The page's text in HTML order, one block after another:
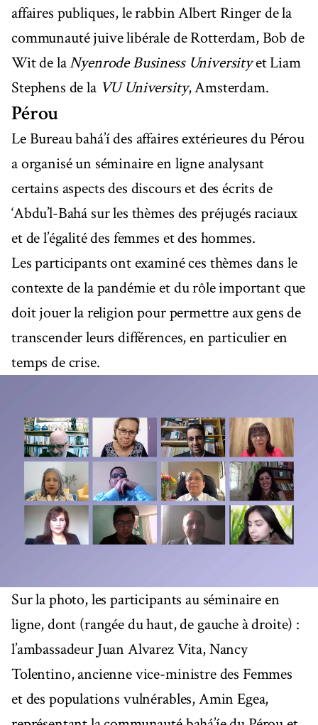
affaires publiques, le rabbin Albert Ringer de la
communauté juive libérale de Rotterdam, Bob de
Wit de laNyenrode Business Universityet Liam
Stephens de la VU University, Amsterdam.
Pérou
Le Bureau bahá’í des affaires extérieures du Pérou
a organisé un séminaire en ligne analysant
certains aspects des discours et des écrits de
‘Abdu’l-Bahá sur les thèmes des préjugés raciaux
et de l’égalité des femmes et des hommes.
Les participants ont examiné ces thèmes dans le
contexte de la pandémie et du rôle important que
doit jouer la religion pour permettre aux gens de
transcender leurs différences, en particulier en
temps de crise.
Sur la photo, les participants au séminaire en
ligne, dont (rangée du haut, de gauche à droite) :
l’ambassadeur Juan Alvarez Vita, Nancy
Tolentino, ancienne vice-ministre des Femmes
et des populations vulnérables, Amin Egea,